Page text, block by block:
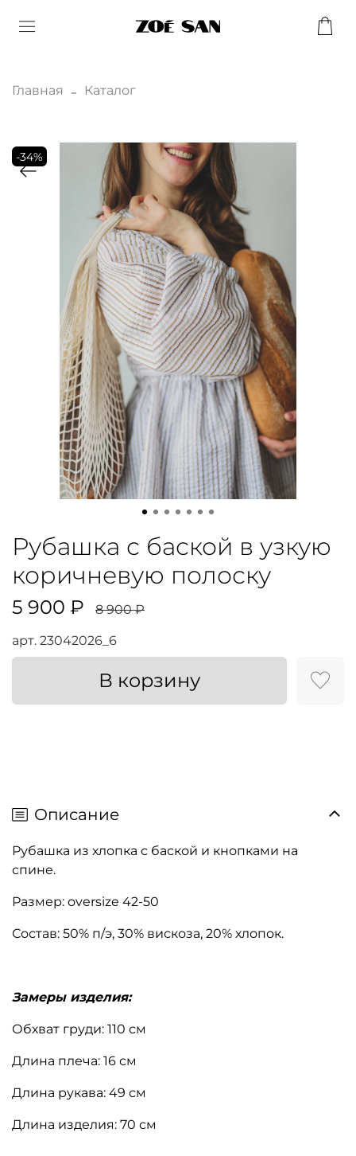
Главная Каталог
-34%
арт. 23042026_6
Рубашка с баской в узкую
коричневую полоску
5 900 ₽ 8 900 ₽
В корзину
Описание
Рубашка из хлопка с баской и кнопками на
спине.
Размер: oversize 42-50
Состав: 50% п/э, 30% вискоза, 20% хлопок.
Замеры изделия:
Обхват груди: 110 см
Длина плеча: 16 см
Длина рукава: 49 см
Длина изделия: 70 см